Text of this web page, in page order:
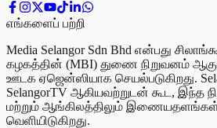
எங்களைப் பற்றி
Media Selangor Sdn Bhd என்பது
கழகத்தின் (MBI) துணை நிறுவனம்
ஊடக ஏஜென்ஸியாக செயல்படுகிறது.
SelangorTV ஆகியவற்றுடன் கூட, இந்த
மற்றும் ஆங்கிலத்திலும் இணையதளங்கள்
வெளியிடுகிறது.